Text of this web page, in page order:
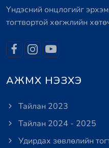
Үндэсний онцлогийг
тогтвортой хөгжлийн
АЖМХ НЭЗХЭ
Тайлан 2023
Тайлан 2024 - 2025
Удирдах зөвлөлийн